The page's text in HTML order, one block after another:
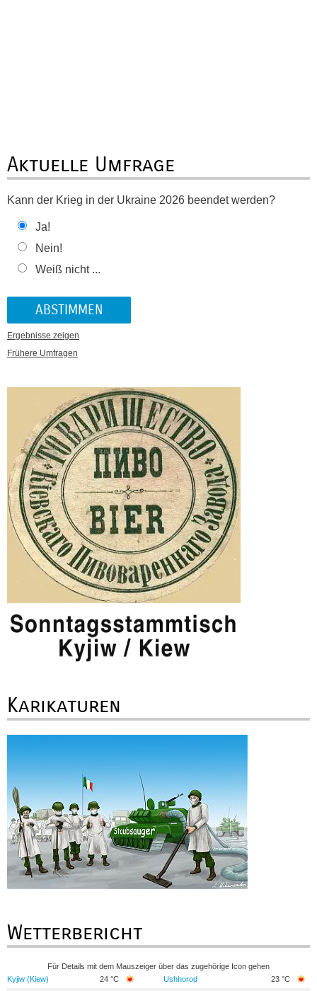
Aktuelle Umfrage
Kann der Krieg in der Ukraine 2026 beendet werden?
Ja!
Nein!
Weiß nicht ...
Ergebnisse zeigen
Frühere Umfragen
Karikaturen
Wetterbericht
Für Details mit dem Mauszeiger über das zugehörige Icon gehen
Kyjiw (Kiew)
24 °C Ushhorod 23 °C